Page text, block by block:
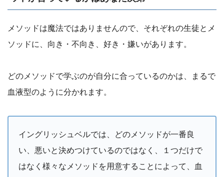
メソッドは魔法ではありませんので、それぞれの生徒とメ
ソッドに、向き・不向き、好き・嫌いがあります。
どのメソッドで学ぶのが自分に合っているのかは、まるで
血液型のように分かれます。
イングリッシュベルでは、どのメソッドが一番良
い、悪いと決めつけているのではなく、１つだけで
はなく様々なメソッドを用意することによって、血